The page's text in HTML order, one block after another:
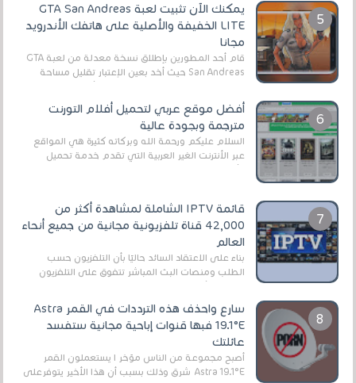
يمكنك الآن تثبيت لعبة GTA San Andreas
LITE الخفيفة والأصلية على هاتفك الأندرويد
مجانا
قام أحد المطورين بإطلاق نسخة معدلة من لعبة GTA
San Andreas حيث أخد بعين الإعتبار تقليل مساحة
أفضل موقع عربي لتحميل أفلام التورنت
مترجمة وبجودة عالية
السلام عليكم ورحمة الله وبركاته كثيرة هي المواقع
عبر الأنترنت الغير العربية التي تقدم خدمة تحميل
الأفلام على التورنت ، ومعظم هذه المواقع ل...
قائمة IPTV الشاملة لمشاهدة أكثر من
42,000 قناة تلفزيونية مجانية من جميع أنحاء
العالم
بناءً على الاعتقاد السائد حاليًا بأن التلفزيون حسب
الطلب ومنصات البث المباشر تتفوق على التلفزيون
الرقمي الأرضي التقليدي، يُعدّ IPTV-org خيار...
سارع واحذف هذه الترددات في القمر Astra
19.1°E فبها قنوات إباحية مجانية ستفسد
عائلتك
أصبح مجموعة من الناس مؤخر ا يستعملون القمر
Astra 19.1°E شرق وذلك بسبب أن هذا الأخير يتوفرعلى